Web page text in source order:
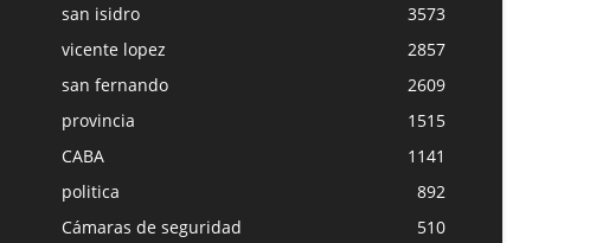
san isidro
3573
vicente lopez
2857
san fernando
2609
provincia
1515
CABA
1141
politica
892
Cámaras de seguridad
510